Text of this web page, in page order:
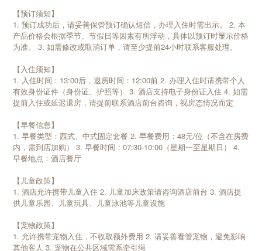
【预订须知】
1. 预订成功后，请妥善保管预订确认短信，办理入住时需出示。 2. 本
产品价格会根据季节、节假日等因素有所浮动，具体以预订时显示价格
为准。 3. 如需修改或取消订单，请至少提前24小时联系客服处理。
【入住须知】
1. 入住时间：13:00后，退房时间：12:00前 2. 办理入住时请携带个人
有效身份证件（身份证、护照等） 3. 酒店支持电子身份证入住 4. 如需
提前入住或延迟退房，请提前联系酒店前台咨询，视房态情况而定
【早餐信息】
1. 早餐类型：西式、中式固定套餐 2. 早餐费用：48元/位（不含在房费
内，需到店加购） 3. 早餐时间：07:30-10:00（星期一至星期日） 4.
早餐地点：酒店餐厅
【儿童政策】
1. 酒店允许携带儿童入住 2. 儿童加床政策请咨询酒店前台 3. 酒店提
供儿童乐园、儿童玩具、儿童泳池等儿童设施
【宠物政策】
1. 允许携带宠物入住，不收取额外费用 2. 请妥善看管宠物，避免影响
其他客人 3. 宠物在公共区域需系牵引绳